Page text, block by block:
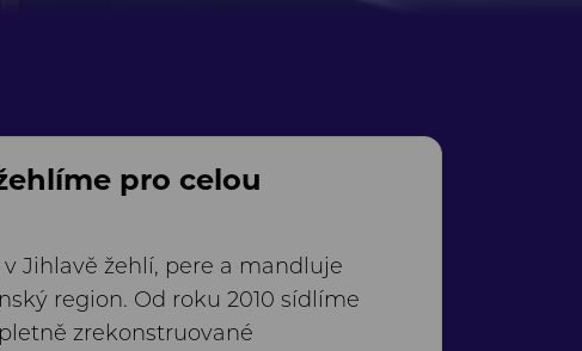
pro celou
Jihlavě žehlí, pere a mandluje
region. Od roku 2010 sídlíme
zrekonstruované